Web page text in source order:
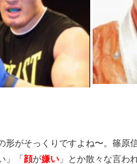
形がそっくりですよね〜。篠原
」「 顔が嫌い 」とか散々な言わ